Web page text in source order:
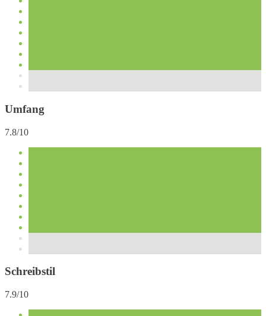
Umfang
7.8/10
Schreibstil
7.9/10